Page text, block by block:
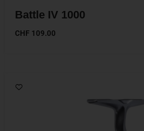
Battle IV 1000
CHF 109.00